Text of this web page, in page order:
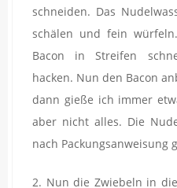
schneiden. Das
schälen und fein
Bacon in Streifen
hacken. Nun den Bacon
dann gieße ich immer
aber nicht alles. Die
nach Packungsanweisung
2. Nun die Zwiebeln in